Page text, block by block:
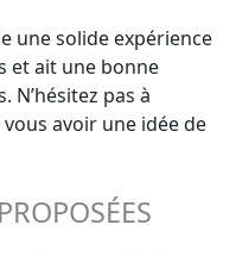
une solide expérience
et ait une bonne
N’hésitez pas à
avoir une idée de